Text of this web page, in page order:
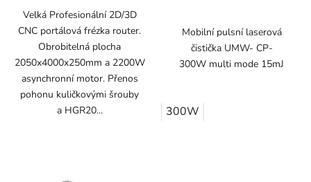
Velká Profesionální 2D/3D
CNC portálová frézka router.
Obrobitelná plocha
2050x4000x250mm a 2200W
asynchronní motor. Přenos
pohonu kuličkovými šrouby
a HGR20...
Mobilní pulsní laserová
čistička UMW- CP-
300W multi mode 15mJ
300W